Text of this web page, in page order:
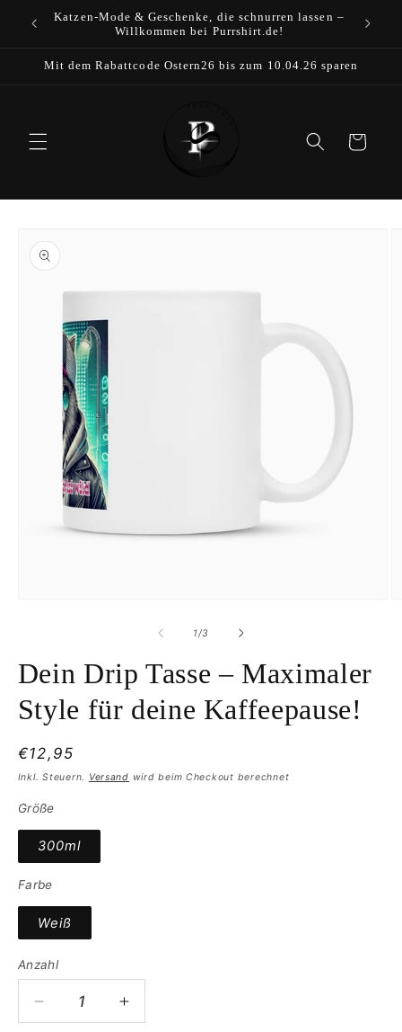
zumKatzen-Mode & Geschenke, die schnurren lassen –
Willkommen bei Purrshirt.de!
Mit dem Rabattcode Ostern26 bis zum 10.04.26 sparen
Warenkorb
1/von
3
Dein Drip Tasse – Maximaler
Style für deine Kaffeepause!
Normaler
Preis
€12,95
Inkl. Steuern. Versand wird beim Checkout berechnet
Größe
300ml
Farbe
Weiß
Anzahl
Verringere
Erhöhe